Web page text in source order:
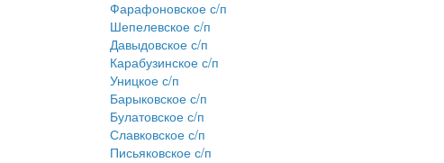
Фарафоновское с/п
Шепелевское с/п
Давыдовское с/п
Карабузинское с/п
Уницкое с/п
Барыковское с/п
Булатовское с/п
Славковское с/п
Письяковское с/п